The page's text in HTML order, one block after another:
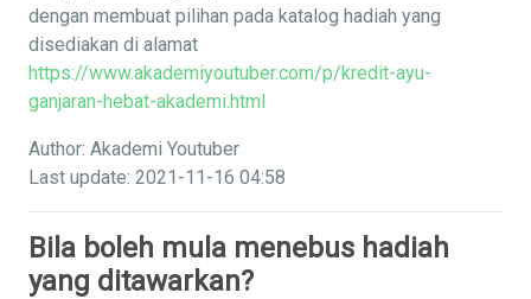
dengan membuat pilihan pada katalog hadiah yang
disediakan di alamat
https://www.akademiyoutuber.com/p/kredit-ayu-
ganjaran-hebat-akademi.html
Author: Akademi Youtuber
Last update: 2021-11-16 04:58
Bila boleh mula menebus hadiah
yang ditawarkan?